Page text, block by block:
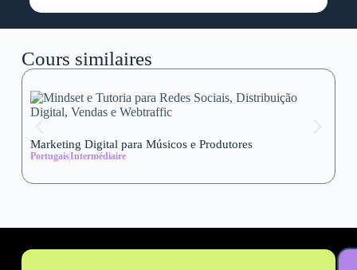
Cours similaires
Marketing Digital para Músicos e Produtores
PortugaisIntermédiaire